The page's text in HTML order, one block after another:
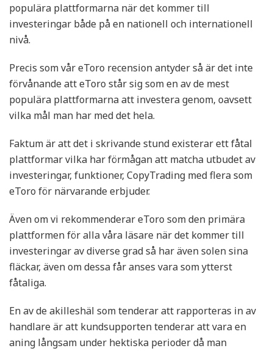
populära plattformarna när det kommer till
investeringar både på en nationell och internationell
nivå.
Precis som vår eToro recension antyder så är det inte
förvånande att eToro står sig som en av de mest
populära plattformarna att investera genom, oavsett
vilka mål man har med det hela.
Faktum är att det i skrivande stund existerar ett fåtal
plattformar vilka har förmågan att matcha utbudet av
investeringar, funktioner, CopyTrading med flera som
eToro för närvarande erbjuder.
Även om vi rekommenderar eToro som den primära
plattformen för alla våra läsare när det kommer till
investeringar av diverse grad så har även solen sina
fläckar, även om dessa får anses vara som ytterst
fåtaliga.
En av de akilleshäl som tenderar att rapporteras in av
handlare är att kundsupporten tenderar att vara en
aning långsam under hektiska perioder då man